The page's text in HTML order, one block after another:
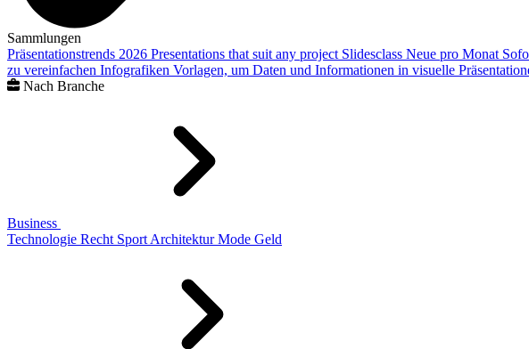
Sammlungen
Präsentationstrends 2026 Presentations that suit any project Slidesclass Neue pro Monat
zu vereinfachen Infografiken Vorlagen, um Daten und Informationen in visuelle
Nach Branche
Business
Technologie Recht Sport Architektur Mode Geld